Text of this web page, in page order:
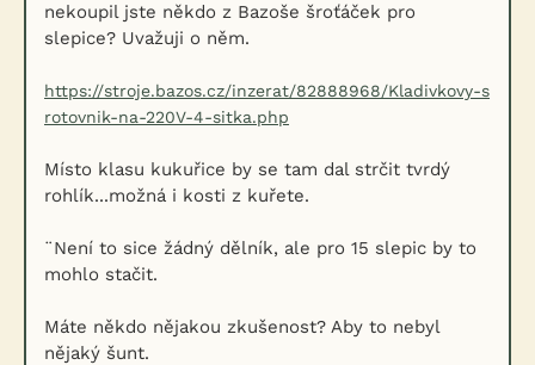
nekoupil jste někdo z Bazoše šroťáček pro
slepice? Uvažuji o něm.
https://stroje.bazos.cz/inzerat/82888968/Kladivkovy-s
rotovnik-na-220V-4-sitka.php
Místo klasu kukuřice by se tam dal strčit tvrdý
rohlík...možná i kosti z kuřete.
¨Není to sice žádný dělník, ale pro 15 slepic by to
mohlo stačit.
Máte někdo nějakou zkušenost? Aby to nebyl
nějaký šunt.